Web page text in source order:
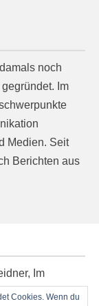
noch
Im
Medien. Seit
Berichten aus
Im
Mail:
Cookies. Wenn du